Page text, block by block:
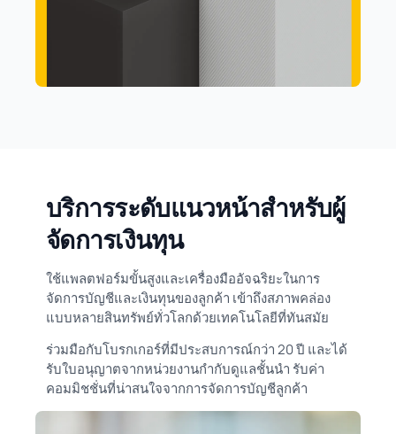
บริการระดับแนวหน้าสำหรับผู้
จัดการเงินทุน
ใช้แพลตฟอร์มขั้นสูงและเครื่องมืออัจฉริยะในการ
จัดการบัญชีและเงินทุนของลูกค้า เข้าถึงสภาพคล่อง
แบบหลายสินทรัพย์ทั่วโลกด้วยเทคโนโลยีที่ทันสมัย
ร่วมมือกับโบรกเกอร์ที่มีประสบการณ์กว่า 20 ปี และได้
รับใบอนุญาตจากหน่วยงานกำกับดูแลชั้นนำ รับค่า
คอมมิชชั่นที่น่าสนใจจากการจัดการบัญชีลูกค้า